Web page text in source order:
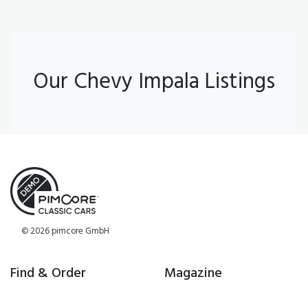
Our Chevy Impala Listings
© 2026 pimcore GmbH
Find & Order Magazine